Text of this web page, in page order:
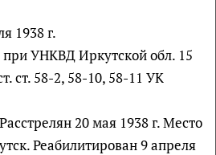
1938 г.
УНКВД Иркутской обл. 15
ст. 58-2, 58-10, 58-11 УК
20 мая 1938 г. Место
Реабилитирован 9 апреля